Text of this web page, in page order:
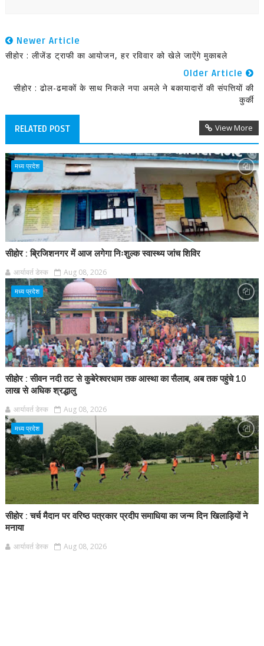
Newer Article
सीहोर : लीजेंड ट्राफी का आयोजन, हर रविवार को खेले जाऐंगे मुकाबले
Older Article
सीहोर : ढोल-ढमाकों के साथ निकले नपा अमले ने बकायादारों की संपत्तियों की
कुर्की
RELATED POST View More
मध्य प्रदेश
सीहोर : ब्रिजिशनगर में आज लगेगा निःशुल्क स्वास्थ्य जांच शिविर
आर्यावर्त डेस्क Aug 08, 2026
मध्य प्रदेश
सीहोर : सीवन नदी तट से कुबेरेश्वरधाम तक आस्था का सैलाब, अब तक पहुंचे 10
लाख से अधिक श्रद्धालु
आर्यावर्त डेस्क Aug 08, 2026
मध्य प्रदेश
सीहोर : चर्च मैदान पर वरिष्ठ पत्रकार प्रदीप समाधिया का जन्म दिन खिलाड़ियों ने
मनाया
आर्यावर्त डेस्क Aug 08, 2026